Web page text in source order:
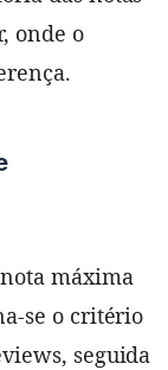
onde o
máxima
se o critério
seguida